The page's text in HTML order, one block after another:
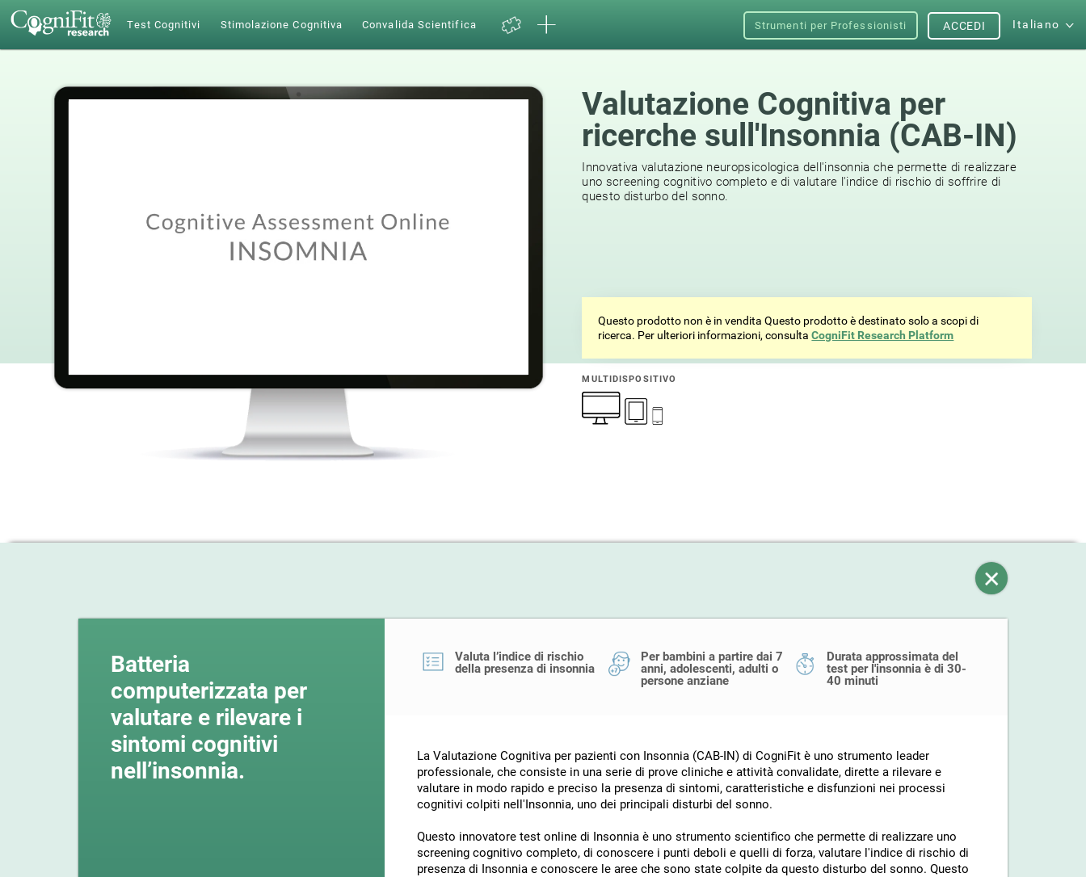
Test Cognitivi Stimolazione Cognitiva Convalida Scientifica Strumenti per Professionisti Italiano
ACCEDI
Valutazione Cognitiva per
ricerche sull'Insonnia (CAB-IN)
Innovativa valutazione neuropsicologica dell'insonnia che permette di realizzare
uno screening cognitivo completo e di valutare l'indice di rischio di soffrire di
questo disturbo del sonno.
Questo prodotto non è in vendita Questo prodotto è destinato solo a scopi di
ricerca. Per ulteriori informazioni, consultaCogniFit Research Platform
MULTIDISPOSITIVO
Batteria
computerizzata per
valutare e rilevare i
sintomi cognitivi
nell’insonnia.
Valuta l’indice di rischio
della presenza di insonnia
Per bambini a partire dai 7
anni, adolescenti, adulti o
persone anziane
Durata approssimata del
test per l'insonnia è di 30-
40 minuti
La Valutazione Cognitiva per pazienti con Insonnia (CAB-IN) di CogniFit è uno strumento leader
professionale, che consiste in una serie di prove cliniche e attività convalidate, dirette a rilevare e
valutare in modo rapido e preciso la presenza di sintomi, caratteristiche e disfunzioni nei processi
cognitivi colpiti nell'Insonnia, uno dei principali disturbi del sonno.
Questo innovatore test online di Insonnia è uno strumento scientifico che permette di realizzare uno
screening cognitivo completo, di conoscere i punti deboli e quelli di forza, valutare l'indice di rischio di
presenza di Insonnia e conoscere le aree che sono state colpite da questo disturbo del sonno. Questo